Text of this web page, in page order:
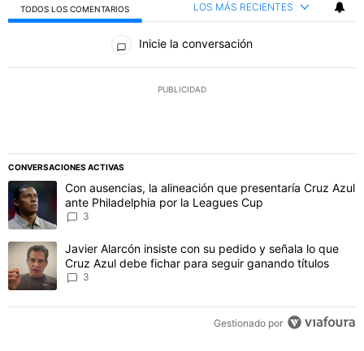
TODOS LOS COMENTARIOS LOS MÁS RECIENTES
Todos los comentarios
Inicie la conversación
PUBLICIDAD
CONVERSACIONES ACTIVAS
Este listado muestra los artículos con más comentarios en los
Un artículo de tendencia con el título "Con ausencias, la
Con ausencias, la alineación que presentaría Cruz Azul
ante Philadelphia por la Leagues Cup
3
Un artículo de tendencia con el título "Javier Alarcón insiste con
Javier Alarcón insiste con su pedido y señala lo que
Cruz Azul debe fichar para seguir ganando títulos
3
Gestionado por